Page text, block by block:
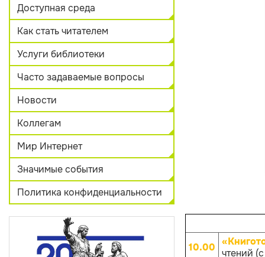
Доступная среда
Как стать читателем
Услуги библиотеки
Часто задаваемые вопросы
Новости
Коллегам
Мир Интернет
Значимые события
Политика конфиденциальности
10.00 чтений